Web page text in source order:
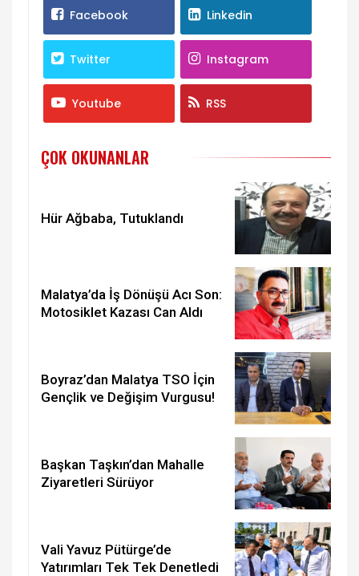
Facebook Linkedin
Twitter Instagram
Youtube RSS
ÇOK OKUNANLAR
Hür Ağbaba, Tutuklandı
Malatya’da İş Dönüşü Acı Son:
Motosiklet Kazası Can Aldı
Boyraz’dan Malatya TSO İçin
Gençlik ve Değişim Vurgusu!
Başkan Taşkın’dan Mahalle
Ziyaretleri Sürüyor
Vali Yavuz Pütürge’de
Yatırımları Tek Tek Denetledi